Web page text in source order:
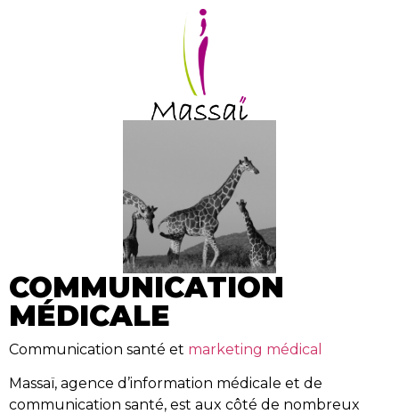
COMMUNICATION
MÉDICALE
Communication santé et marketing médical
Massaï, agence d’information médicale et de
communication santé, est aux côté de nombreux